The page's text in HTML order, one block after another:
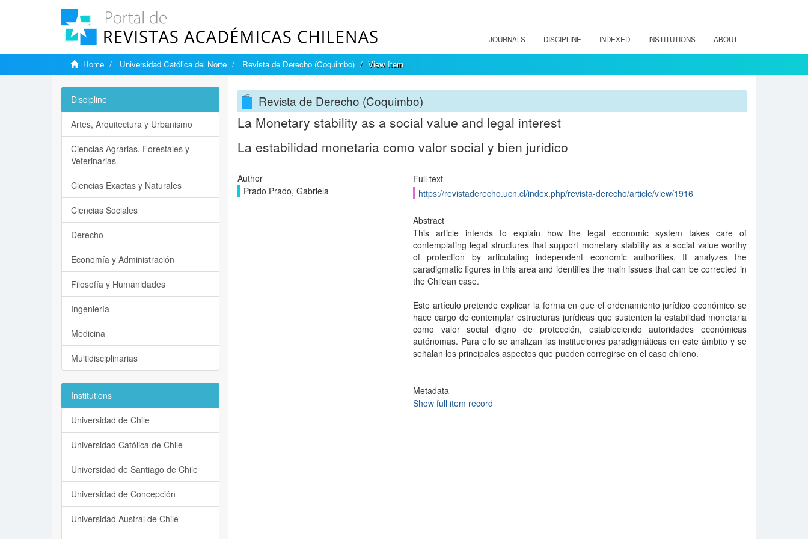
JOURNALS DISCIPLINE INDEXED INSTITUTIONS ABOUT
Home Universidad Católica del Norte Revista de Derecho (Coquimbo) View Item
Revista de Derecho (Coquimbo)
La Monetary stability as a social value and legal interest
La estabilidad monetaria como valor social y bien jurídico
Author
Prado Prado, Gabriela
Full text
https://revistaderecho.ucn.cl/index.php/revista-derecho/article/view/1916
Abstract
This article intends to explain how the legal economic system takes care of
contemplating legal structures that support monetary stability as a social value worthy
of protection by articulating independent economic authorities. It analyzes the
paradigmatic figures in this area and identifies the main issues that can be corrected in
the Chilean case.
Este artículo pretende explicar la forma en que el ordenamiento jurídico económico se
hace cargo de contemplar estructuras jurídicas que sustenten la estabilidad monetaria
como valor social digno de protección, estableciendo autoridades económicas
autónomas. Para ello se analizan las instituciones paradigmáticas en este ámbito y se
señalan los principales aspectos que pueden corregirse en el caso chileno.
Metadata
Show full item record
Discipline
Artes, Arquitectura y Urbanismo
Ciencias Agrarias, Forestales y
Veterinarias
Ciencias Exactas y Naturales
Ciencias Sociales
Derecho
Economía y Administración
Filosofía y Humanidades
Ingeniería
Medicina
Multidisciplinarias
Institutions
Universidad de Chile
Universidad Católica de Chile
Universidad de Santiago de Chile
Universidad de Concepción
Universidad Austral de Chile